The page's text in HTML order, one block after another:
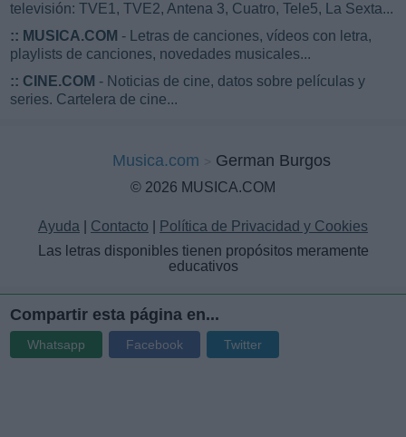
televisión: TVE1, TVE2, Antena 3, Cuatro, Tele5, La Sexta...
:: MUSICA.COM - Letras de canciones, vídeos con letra,
playlists de canciones, novedades musicales...
:: CINE.COM - Noticias de cine, datos sobre películas y
series. Cartelera de cine...
Musica.com German Burgos
© 2026 MUSICA.COM
Ayuda Contacto
Política de Privacidad y Cookies
Las letras disponibles tienen propósitos meramente
educativos
Compartir esta página en...
Whatsapp Facebook Twitter